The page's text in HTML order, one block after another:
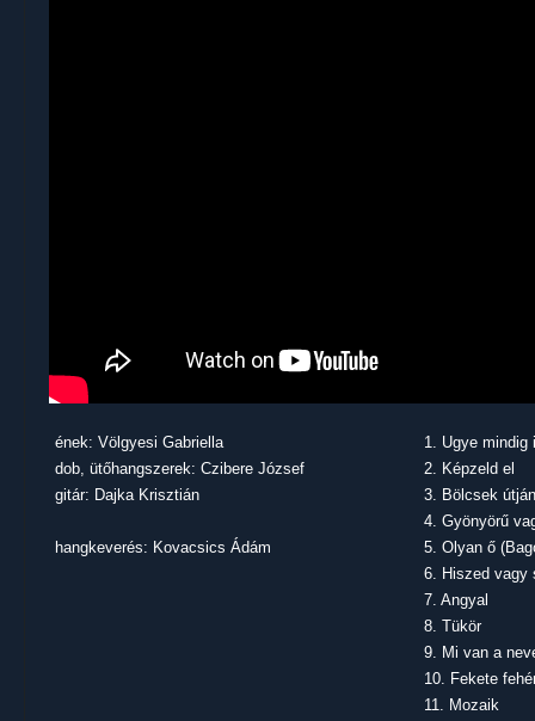
ének: Völgyesi Gabriella
dob, ütőhangszerek: Czibere József
gitár: Dajka Krisztián
hangkeverés: Kovacsics Ádám
1. Ugye mindig
2. Képzeld el
3. Bölcsek útján
4. Gyönyörű
5. Olyan ő
6. Hiszed vagy
7. Angyal
8. Tükör
9. Mi van a
10. Fekete
11. Mozaik